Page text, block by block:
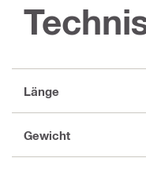
Länge
Gewicht